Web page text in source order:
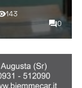
143
0